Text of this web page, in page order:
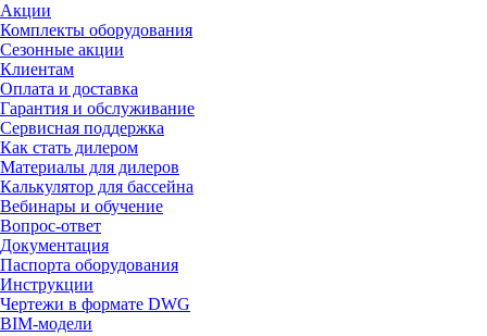
Акции
Комплекты оборудования
Сезонные акции
Клиентам
Оплата и доставка
Гарантия и обслуживание
Сервисная поддержка
Как стать дилером
Материалы для дилеров
Калькулятор для бассейна
Вебинары и обучение
Вопрос-ответ
Документация
Паспорта оборудования
Инструкции
Чертежи в формате DWG
BIM-модели